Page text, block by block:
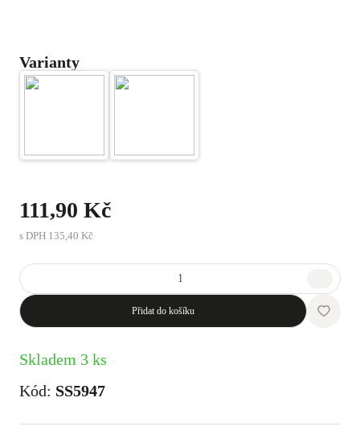
Varianty
111,90 Kč
s DPH 135,40 Kč
Přidat do košíku
Skladem 3 ks
Kód: SS5947